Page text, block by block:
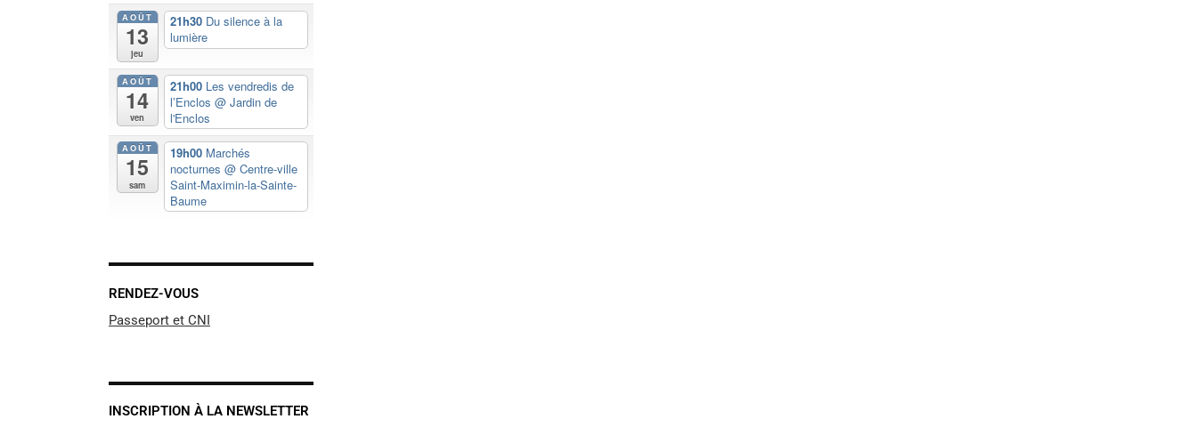
AOÛT
13
jeu
21h30 Du silence à la
lumière
AOÛT
14
ven
21h00 Les vendredis de
l’Enclos @ Jardin de
l'Enclos
AOÛT
15
sam
19h00 Marchés
nocturnes @ Centre-ville
Saint-Maximin-la-Sainte-
Baume
RENDEZ-VOUS
Passeport et CNI
INSCRIPTION À LA NEWSLETTER